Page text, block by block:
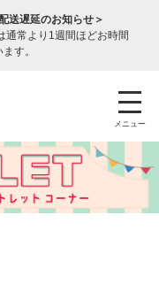
送遅延のお知らせ＞
通常より1週間ほどお時間
す。
メニュー